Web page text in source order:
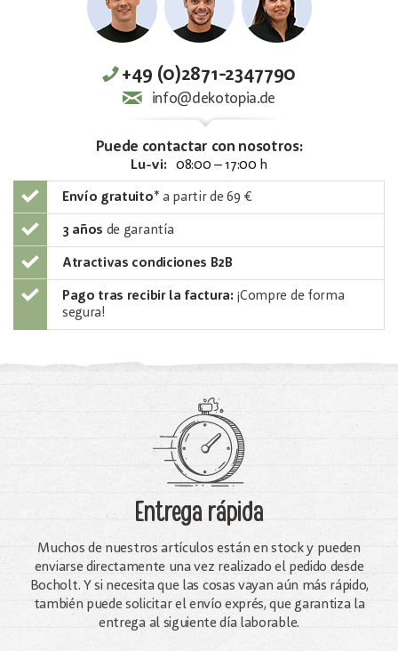
+49 (0)2871-2347790
info@dekotopia.de
Puede contactar con nosotros:
Lu-vi: 08:00 – 17:00 h
Envío gratuito* a partir de 69 €
3 años de garantía
Atractivas condiciones B2B
Pago tras recibir la factura: ¡Compre de forma
segura!
Entrega rápida
Muchos de nuestros artículos están en stock y pueden
enviarse directamente una vez realizado el pedido desde
Bocholt. Y si necesita que las cosas vayan aún más rápido,
también puede solicitar el envío exprés, que garantiza la
entrega al siguiente día laborable.